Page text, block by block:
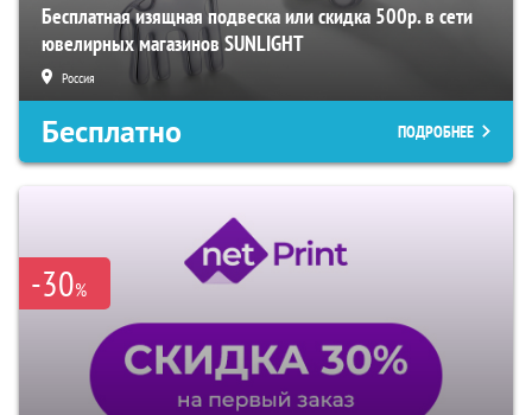
Бесплатная изящная подвеска или скидка 500р. в сети
ювелирных магазинов SUNLIGHT
Россия
Бесплатно ПОДРОБНЕЕ
-30%